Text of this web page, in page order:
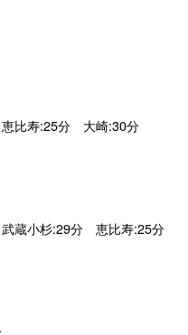
比寿:25分 大崎:30分
蔵小杉:29分 恵比寿:25分